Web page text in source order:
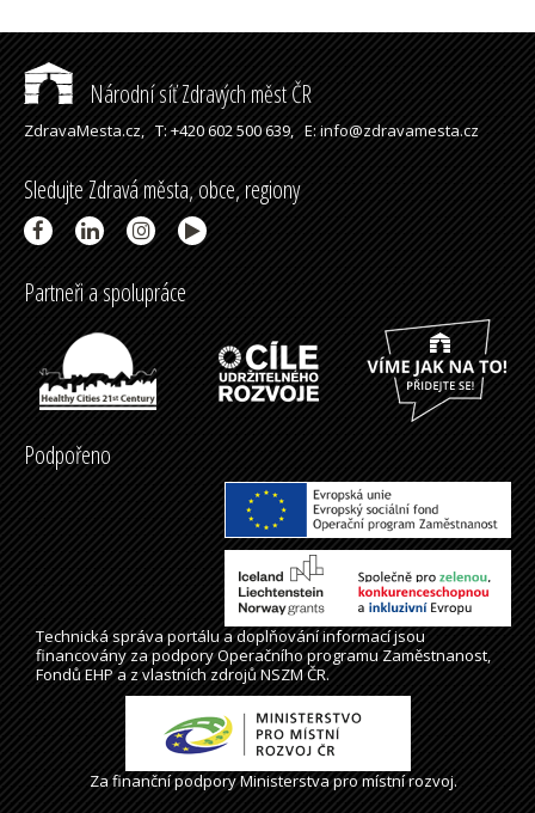
Národní síť Zdravých měst ČR
ZdravaMesta.cz,T: +420 602 500 639,E: info@zdravamesta.cz
Sledujte Zdravá města, obce, regiony
Partneři a spolupráce
Podpořeno
Technická správaportálua doplňování informací jsou
financovány za podpory Operačního programu Zaměstnanost,
Fondů EHP a z vlastních zdrojů NSZM ČR.
Za finanční podpory Ministerstva pro místní rozvoj.